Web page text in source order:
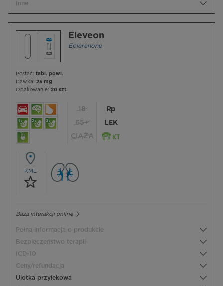
Inne
Eleveon
Eplerenone
Postać: tabl. powl.
Dawka: 25 mg
Opakowanie: 20 szt.
18
65+
CIĄŻA
Rp
LEK
KML
Baza interakcji online
Pełna informacja o produkcie
Bezpieczeństwo terapii
ICD-10
Ceny/refundacja
Ulotka przylekowa